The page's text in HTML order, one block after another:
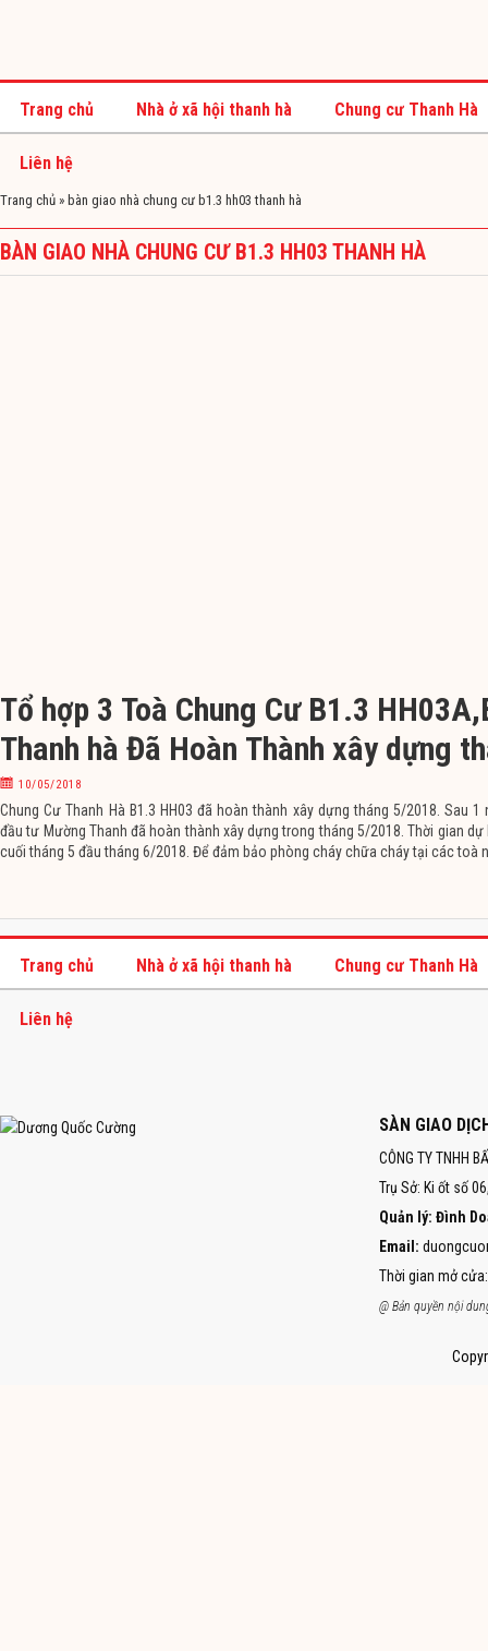
Trang chủ Nhà ở xã hội thanh hà Chung cư Thanh Hà
Liên hệ
Trang chủ » bàn giao nhà chung cư b1.3 hh03 thanh hà
BÀN GIAO NHÀ CHUNG CƯ B1.3 HH03 THANH HÀ
Tổ hợp 3 Toà Chung Cư B1.3
Thanh hà Đã Hoàn Thành xây dựng
5/2018
10/05/2018
Chung Cư Thanh Hà B1.3 HH03 đã hoàn thành xây dựng tháng 5/2018. Sau
đầu tư Mường Thanh đã hoàn thành xây dựng trong tháng 5/2018. Thời gian
cuối tháng 5 đầu tháng 6/2018. Để đảm bảo phòng cháy chữa cháy tại các toà
Trang chủ Nhà ở xã hội thanh hà Chung cư Thanh Hà
Liên hệ
SÀN GIAO
CÔNG TY TNHH
Trụ Sở: Ki ốt số
Quản lý: Đình
Email:
Thời gian mở cửa:
@ Bản quyền nội